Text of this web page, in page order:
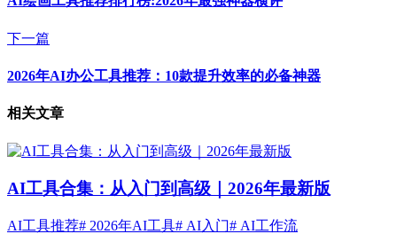
下一篇
2026年AI办公工具推荐：10款提升效率的必备神器
相关文章
AI工具合集：从入门到高级｜2026年最新版
AI工具推荐# 2026年AI工具# AI入门# AI工作流